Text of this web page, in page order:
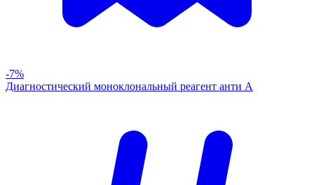
-7%
Диагностический моноклональный реагент анти А